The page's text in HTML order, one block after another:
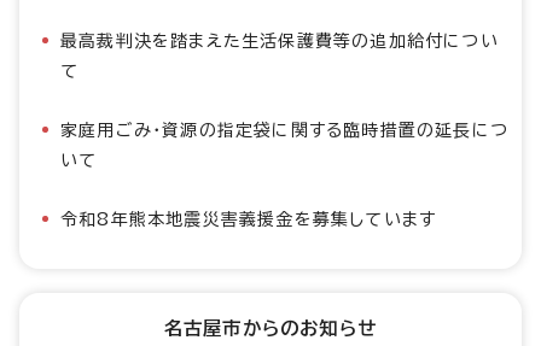
最高裁判決を踏まえた生活保護費等の追加給付につい
て
家庭用ごみ・資源の指定袋に関する臨時措置の延長につ
いて
令和8年熊本地震災害義援金を募集しています
名古屋市からのお知らせ